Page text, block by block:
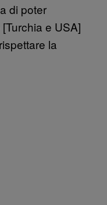
di poter
e USA]
la